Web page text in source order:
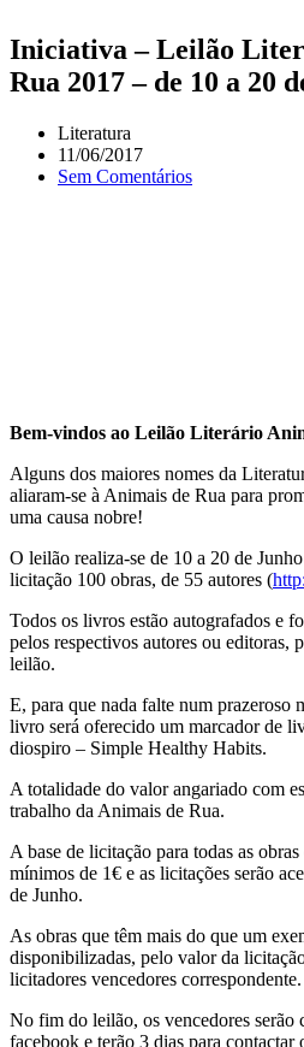
Iniciativa – Leilão
Rua 2017 – de 10 a 20
Literatura
11/06/2017
Sem Comentários
Bem-vindos ao Leilão Literário
Alguns dos maiores nomes da
aliaram-se à Animais de Rua para
uma causa nobre!
O leilão realiza-se de 10 a 20 de
licitação 100 obras, de 55 autores (
Todos os livros estão autografados e
pelos respectivos autores ou editoras,
leilão.
E, para que nada falte num prazeroso
livro será oferecido um marcador de
diospiro – Simple Healthy Habits.
A totalidade do valor angariado com
trabalho da Animais de Rua.
A base de licitação para todas as
mínimos de 1€ e as licitações serão
de Junho.
As obras que têm mais do que um
disponibilizadas, pelo valor da
licitadores vencedores correspondente.
No fim do leilão, os vencedores serão
facebook e terão 3 dias para contactar